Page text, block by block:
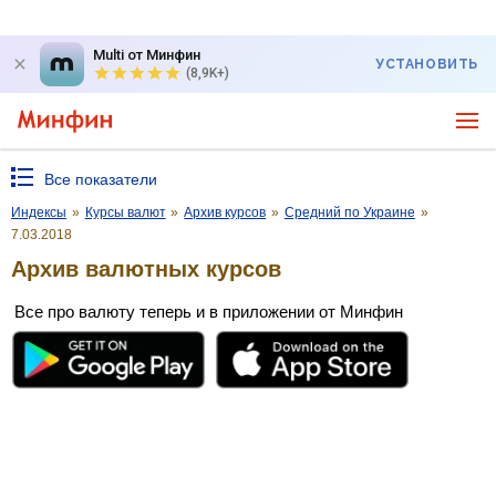
Multi от Минфин
(8,9K+)
УСТАНОВИТЬ
Все показатели
Индексы » Курсы валют » Архив курсов » Средний по Украине »
7.03.2018
Архив валютных курсов
Все про валюту теперь и в приложении от Минфин